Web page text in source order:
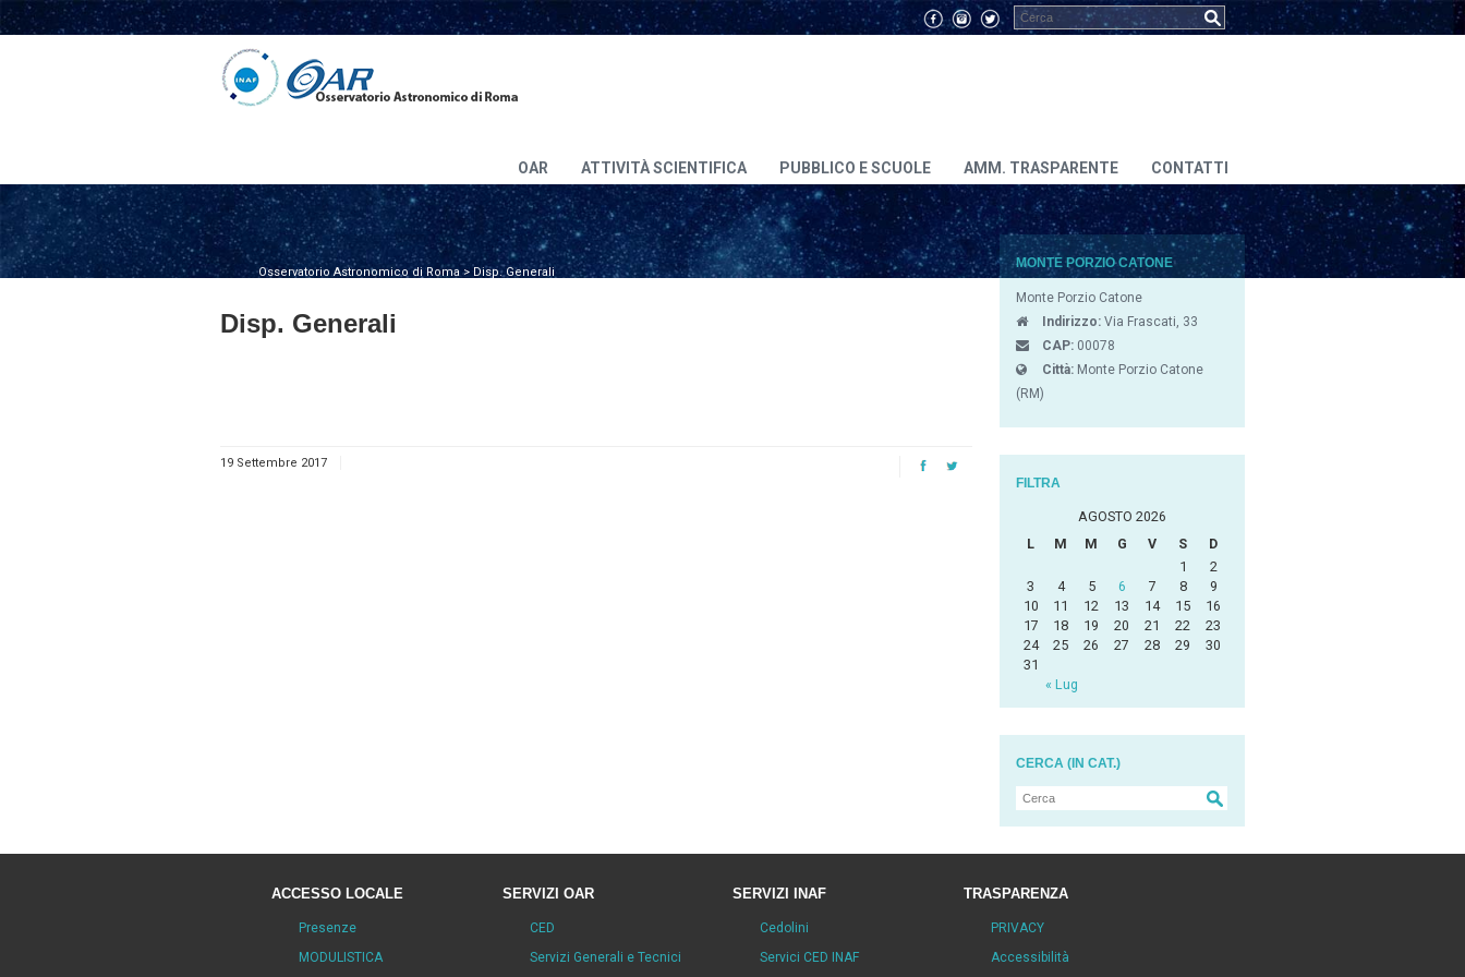
OAR ATTIVITÀ SCIENTIFICA PUBBLICO E SCUOLE AMM. TRASPARENTE CONTATTI
Osservatorio Astronomico di Roma> Disp. Generali
Disp. Generali
19 Settembre 2017
MONTE PORZIO CATONE
Monte Porzio Catone
Indirizzo: Via Frascati, 33
CAP: 00078
Città: Monte Porzio Catone
(RM)
FILTRA
AGOSTO 2026
L
M M G V S D
« Lug
1
2
3
4 5 6 7 8
9
10
11 12 13 14 15
16
17
18 19 20 21 22
23
24
25 26 27 28 29
30
31
CERCA (IN CAT.)
ACCESSO LOCALE
Presenze
MODULISTICA
SERVIZI OAR
CED
Servizi Generali e Tecnici
SERVIZI INAF
Cedolini
Servici CED INAF
TRASPARENZA
PRIVACY
Accessibilità